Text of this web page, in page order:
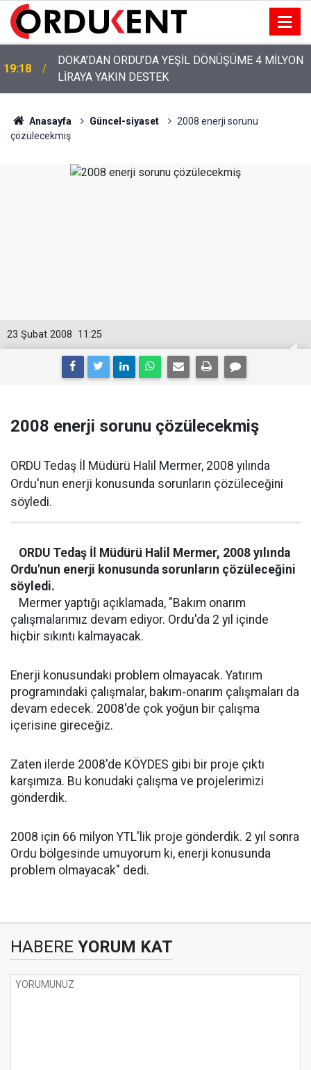
12:46
YENİ PARTİ’NİN ORDU’DAKİ 69 KİŞİLİK KURUCU
KADROSU AÇIKLANDI
Anasayfa Güncel-siyaset
2008 enerji sorunu
çözülecekmiş
11:25
23 Şubat 2008
2008 enerji sorunu çözülecekmiş
ORDU Tedaş İl Müdürü Halil Mermer, 2008 yılında
Ordu'nun enerji konusunda sorunların çözüleceğini
söyledi.
ORDU Tedaş İl Müdürü Halil Mermer, 2008 yılında
Ordu'nun enerji konusunda sorunların çözüleceğini
söyledi.
Mermer yaptığı açıklamada, "Bakım onarım
çalışmalarımız devam ediyor. Ordu'da 2 yıl içinde
hiçbir sıkıntı kalmayacak.
Enerji konusundaki problem olmayacak. Yatırım
programındaki çalışmalar, bakım-onarım çalışmaları da
devam edecek. 2008'de çok yoğun bir çalışma
içerisine gireceğiz.
Zaten ilerde 2008'de KÖYDES gibi bir proje çıktı
karşımıza. Bu konudaki çalışma ve projelerimizi
gönderdik.
2008 için 66 milyon YTL'lik proje gönderdik. 2 yıl sonra
Ordu bölgesinde umuyorum ki, enerji konusunda
problem olmayacak" dedi.
HABERE YORUM KAT